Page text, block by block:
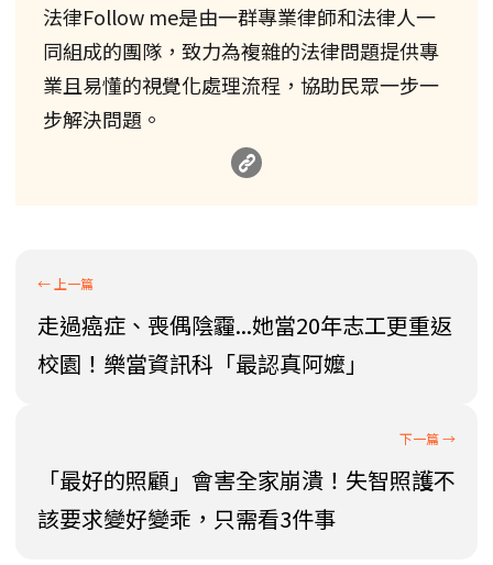
法律Follow me是由一群專業律師和法律人一
同組成的團隊，致力為複雜的法律問題提供專
業且易懂的視覺化處理流程，協助民眾一步一
步解決問題。
走過癌症、喪偶陰霾...她當20年志工更重返
校園！樂當資訊科「最認真阿嬤」
「最好的照顧」會害全家崩潰！失智照護不
該要求變好變乖，只需看3件事